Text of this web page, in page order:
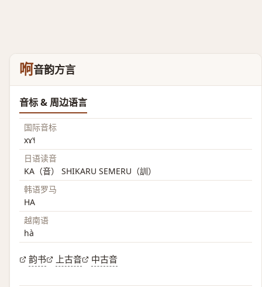
哬音韵方言
音标 & 周边语言
国际音标
xɤ˥˧
日语读音
KA（音） SHIKARU SEMERU（訓）
韩语罗马
HA
越南语
hà
韵书 上古音 中古音